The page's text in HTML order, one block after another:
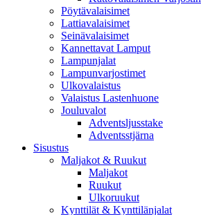
Pöytävalaisimet
Lattiavalaisimet
Seinävalaisimet
Kannettavat Lamput
Lampunjalat
Lampunvarjostimet
Ulkovalaistus
Valaistus Lastenhuone
Jouluvalot
Adventsljusstake
Adventsstjärna
Sisustus
Maljakot & Ruukut
Maljakot
Ruukut
Ulkoruukut
Kynttilät & Kynttilänjalat